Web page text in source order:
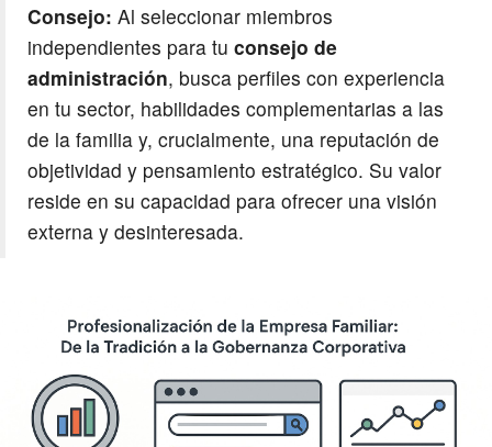
Consejo: Al seleccionar miembros
independientes para tu consejo de
administración, busca perfiles con experiencia
en tu sector, habilidades complementarias a las
de la familia y, crucialmente, una reputación de
objetividad y pensamiento estratégico. Su valor
reside en su capacidad para ofrecer una visión
externa y desinteresada.